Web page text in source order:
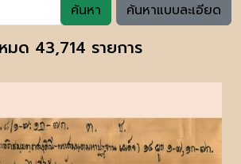
ค้นหา ค้นหาแบบละเอียด
มด 43,714 รายการ